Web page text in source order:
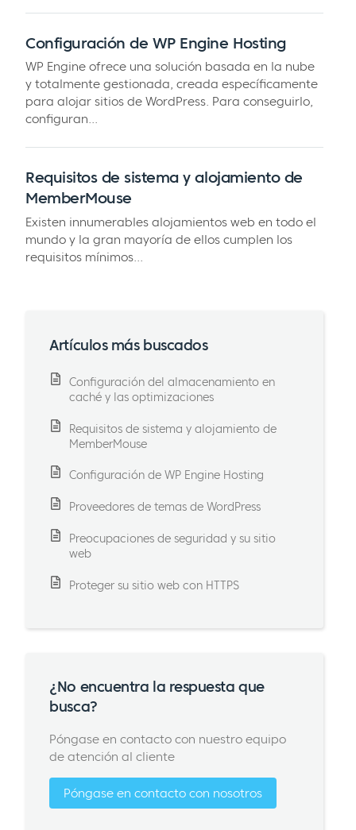
Configuración de WP Engine Hosting
WP Engine ofrece una solución basada en la nube
y totalmente gestionada, creada específicamente
para alojar sitios de WordPress. Para conseguirlo,
configuran...
Requisitos de sistema y alojamiento de
MemberMouse
Existen innumerables alojamientos web en todo el
mundo y la gran mayoría de ellos cumplen los
requisitos mínimos...
Artículos más buscados
Configuración del almacenamiento en
caché y las optimizaciones
Requisitos de sistema y alojamiento de
MemberMouse
Configuración de WP Engine Hosting
Proveedores de temas de WordPress
Preocupaciones de seguridad y su sitio
web
Proteger su sitio web con HTTPS
¿No encuentra la respuesta que
busca?
Póngase en contacto con nuestro equipo
de atención al cliente
Póngase en contacto con nosotros